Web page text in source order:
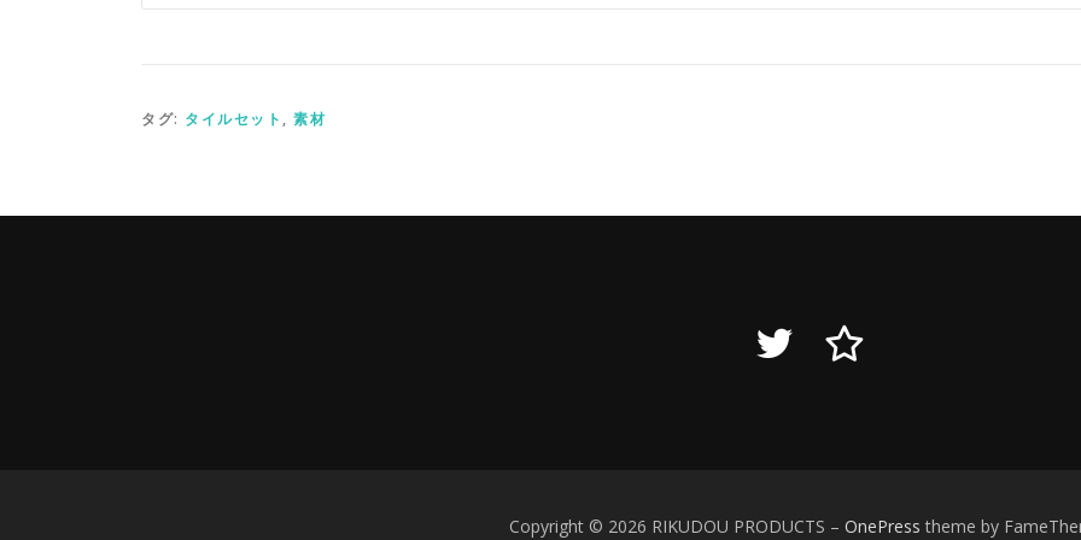
タグ: タイルセット , 素材
Copyright © 2026 RIKUDOU PRODUCTS – OnePress theme by